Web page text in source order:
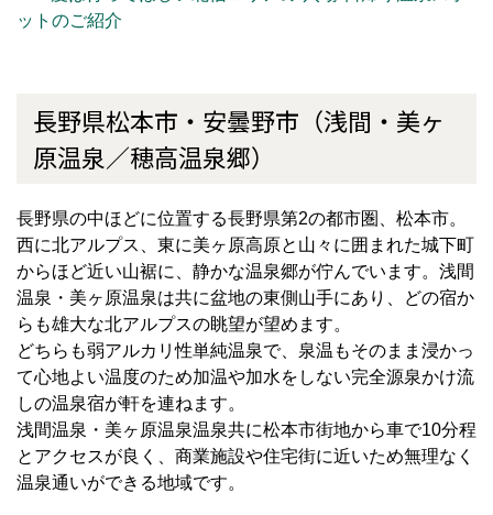
ットのご紹介
長野県松本市・安曇野市（浅間・美ヶ
原温泉／穂高温泉郷）
長野県の中ほどに位置する長野県第2の都市圏、松本市。
西に北アルプス、東に美ヶ原高原と山々に囲まれた城下町
からほど近い山裾に、静かな温泉郷が佇んでいます。浅間
温泉・美ヶ原温泉は共に盆地の東側山手にあり、どの宿か
らも雄大な北アルプスの眺望が望めます。
どちらも弱アルカリ性単純温泉で、泉温もそのまま浸かっ
て心地よい温度のため加温や加水をしない完全源泉かけ流
しの温泉宿が軒を連ねます。
浅間温泉・美ヶ原温泉温泉共に松本市街地から車で10分程
とアクセスが良く、商業施設や住宅街に近いため無理なく
温泉通いができる地域です。